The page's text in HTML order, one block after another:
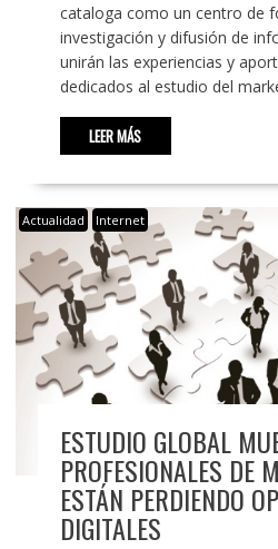
cataloga como un centro de
investigación y difusión de
unirán las experiencias y
dedicados al estudio del
LEER MÁS
Actualidad Internet
ESTUDIO GLOBAL
PROFESIONALES DE
ESTÁN PERDIENDO
DIGITALES